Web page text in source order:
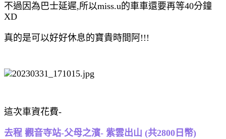
不過因為巴士延遲,所以miss.u的車車還要再等40分鐘
XD
真的是可以好好休息的寶貴時間阿!!!
這次車資花費-
去程 觀音寺站-父母之濱- 紫雲出山 (共2800日幣)